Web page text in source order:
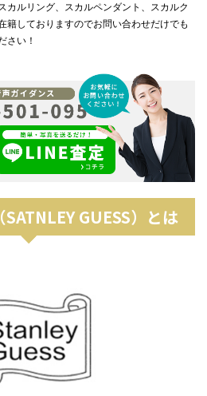
カルリング、スカルペンダント、スカルク
籍しておりますのでお問い合わせだけでも
さい！
GUESS）とは